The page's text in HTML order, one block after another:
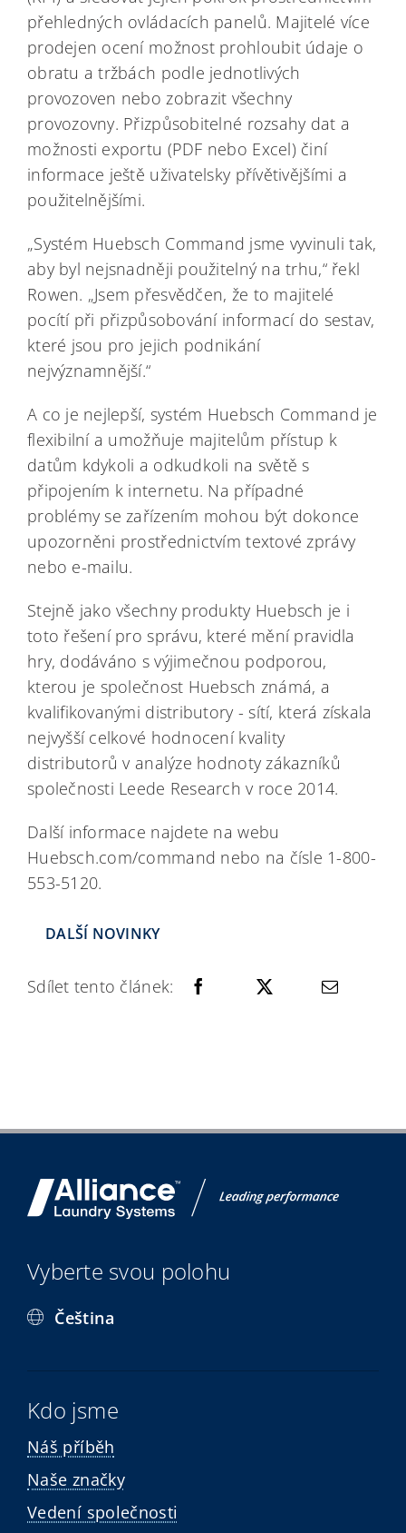
přehledných ovládacích panelů. Majitelé více
prodejen ocení možnost prohloubit údaje o
obratu a tržbách podle jednotlivých
provozoven nebo zobrazit všechny
provozovny. Přizpůsobitelné rozsahy dat a
možnosti exportu (PDF nebo Excel) činí
informace ještě uživatelsky přívětivějšími a
použitelnějšími.
„Systém Huebsch Command jsme vyvinuli tak,
aby byl nejsnadněji použitelný na trhu,“ řekl
Rowen. „Jsem přesvědčen, že to majitelé
pocítí při přizpůsobování informací do sestav,
které jsou pro jejich podnikání
nejvýznamnější.“
A co je nejlepší, systém Huebsch Command je
flexibilní a umožňuje majitelům přístup k
datům kdykoli a odkudkoli na světě s
připojením k internetu. Na případné
problémy se zařízením mohou být dokonce
upozorněni prostřednictvím textové zprávy
nebo e-mailu.
Stejně jako všechny produkty Huebsch je i
toto řešení pro správu, které mění pravidla
hry, dodáváno s výjimečnou podporou,
kterou je společnost Huebsch známá, a
kvalifikovanými distributory - sítí, která získala
nejvyšší celkové hodnocení kvality
distributorů v analýze hodnoty zákazníků
společnosti Leede Research v roce 2014.
Další informace najdete na webu
Huebsch.com/command nebo na čísle 1-800-
553-5120.
DALŠÍ NOVINKY
Sdílet tento článek:
Vyberte svou polohu
Čeština
Kdo jsme
Náš příběh
Naše značky
Vedení společnosti